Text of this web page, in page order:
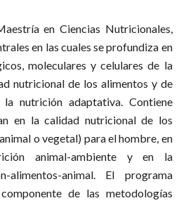
en Ciencias Nutricionales,
en las cuales se profundiza en
moleculares y celulares de la
nutricional de los alimentos y de
nutrición adaptativa. Contiene
en la calidad nutricional de los
o vegetal) para el hombre, en
animal-ambiente y en la
alimentos-animal. El programa
de las metodologías